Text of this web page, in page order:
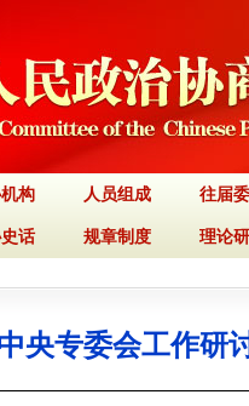
构 人员组成 往届
话 规章制度 理论
央专委会工作研